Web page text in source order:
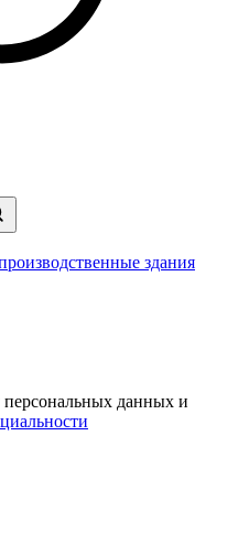
здания
персональных данных и